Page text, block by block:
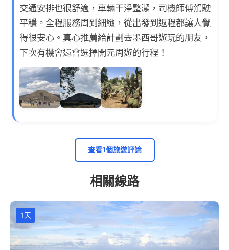
交通安排也很舒適，車輛干淨整潔，司機師傅駕駛
平穩。全程服務周到細緻，從出發到返程都讓人覺
得很安心。真心推薦給計劃去墨西哥遊玩的朋友，
下次有機會還會選擇開元周遊的行程！
查看1個旅遊評論
相關線路
1天